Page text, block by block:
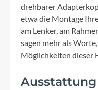
drehbarer
etwa die Montage
am Lenker, am
sagen mehr als
Möglichkeiten dieser
Ausstattung